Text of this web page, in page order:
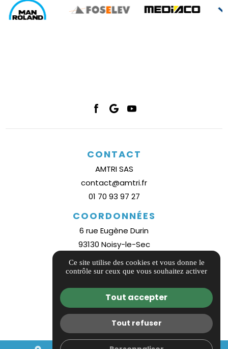
CONTACT
AMTRI SAS
contact@amtri.fr
01 70 93 97 27
COORDONNÉES
6 rue Eugène Durin
93130 Noisy-le-Sec
Plan d'accès
Guide local
Informations complémentaires
Mentions légales
Politique de confidentialité
Ce site utilise des cookies et vous donne le
contrôle sur ceux que vous souhaitez activer
Tout accepter
Tout refuser